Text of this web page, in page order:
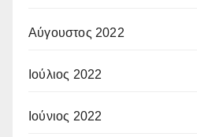
Αύγουστος 2022
Ιούλιος 2022
Ιούνιος 2022